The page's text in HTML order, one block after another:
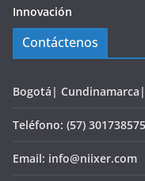
Innovación
Contáctenos
Bogotá|
Teléfono: (57)
Email: info@niixer.com